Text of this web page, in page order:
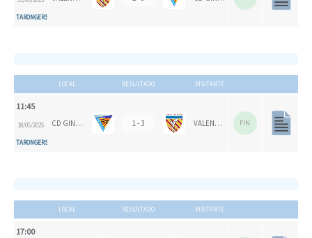
TARONGERS
LOCAL RESULTADO VISITANTE
11:45
18/05/2025
TARONGERS
CD GINER DE LOS RÍOS 1 - 3 VALENCIA CH 1924 FIN
LOCAL RESULTADO VISITANTE
17:00